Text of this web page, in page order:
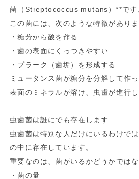
菌（Streptococcus mutans）**です
この菌には、次のような特徴がありま
・糖分から酸を作る
・歯の表面にくっつきやすい
・プラーク（歯垢）を形成する
ミュータンス菌が糖分を分解して作
表面のミネラルが溶け、虫歯が進行し
虫歯菌は誰にでも存在します
虫歯菌は特別な人だけにいるわけで
の中に存在しています。
重要なのは、菌がいるかどうかではな
・菌の量